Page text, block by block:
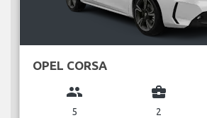
OPEL CORSA
group
5
business_center
2